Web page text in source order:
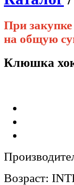
При
на общую
Клюшка
Возраст: